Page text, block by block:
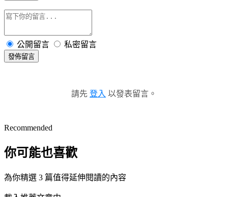
公開留言 私密留言
發佈留言
請先 登入 以發表留言。
Recommended
你可能也喜歡
為你精選 3 篇值得延伸閱讀的內容